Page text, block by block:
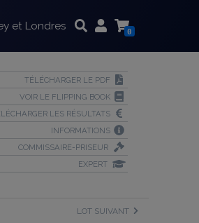
et Londres 0
TÉLÉCHARGER LE PDF
VOIR LE FLIPPING BOOK
LES RÉSULTATS
INFORMATIONS
COMMISSAIRE-PRISEUR
EXPERT
LOT SUIVANT